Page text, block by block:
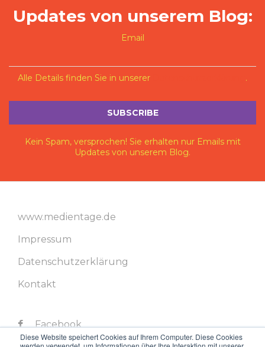
Diese Website speichert Cookies auf Ihrem Computer. Diese Cookies
Updates von unserem Blog:
Email
Alle Details finden Sie in unserer .
Kein Spam, versprochen! Sie erhalten nur Emails mit
Updates von unserem Blog.
www.medientage.de
Impressum
Datenschutzerklärung
Kontakt
Facebook